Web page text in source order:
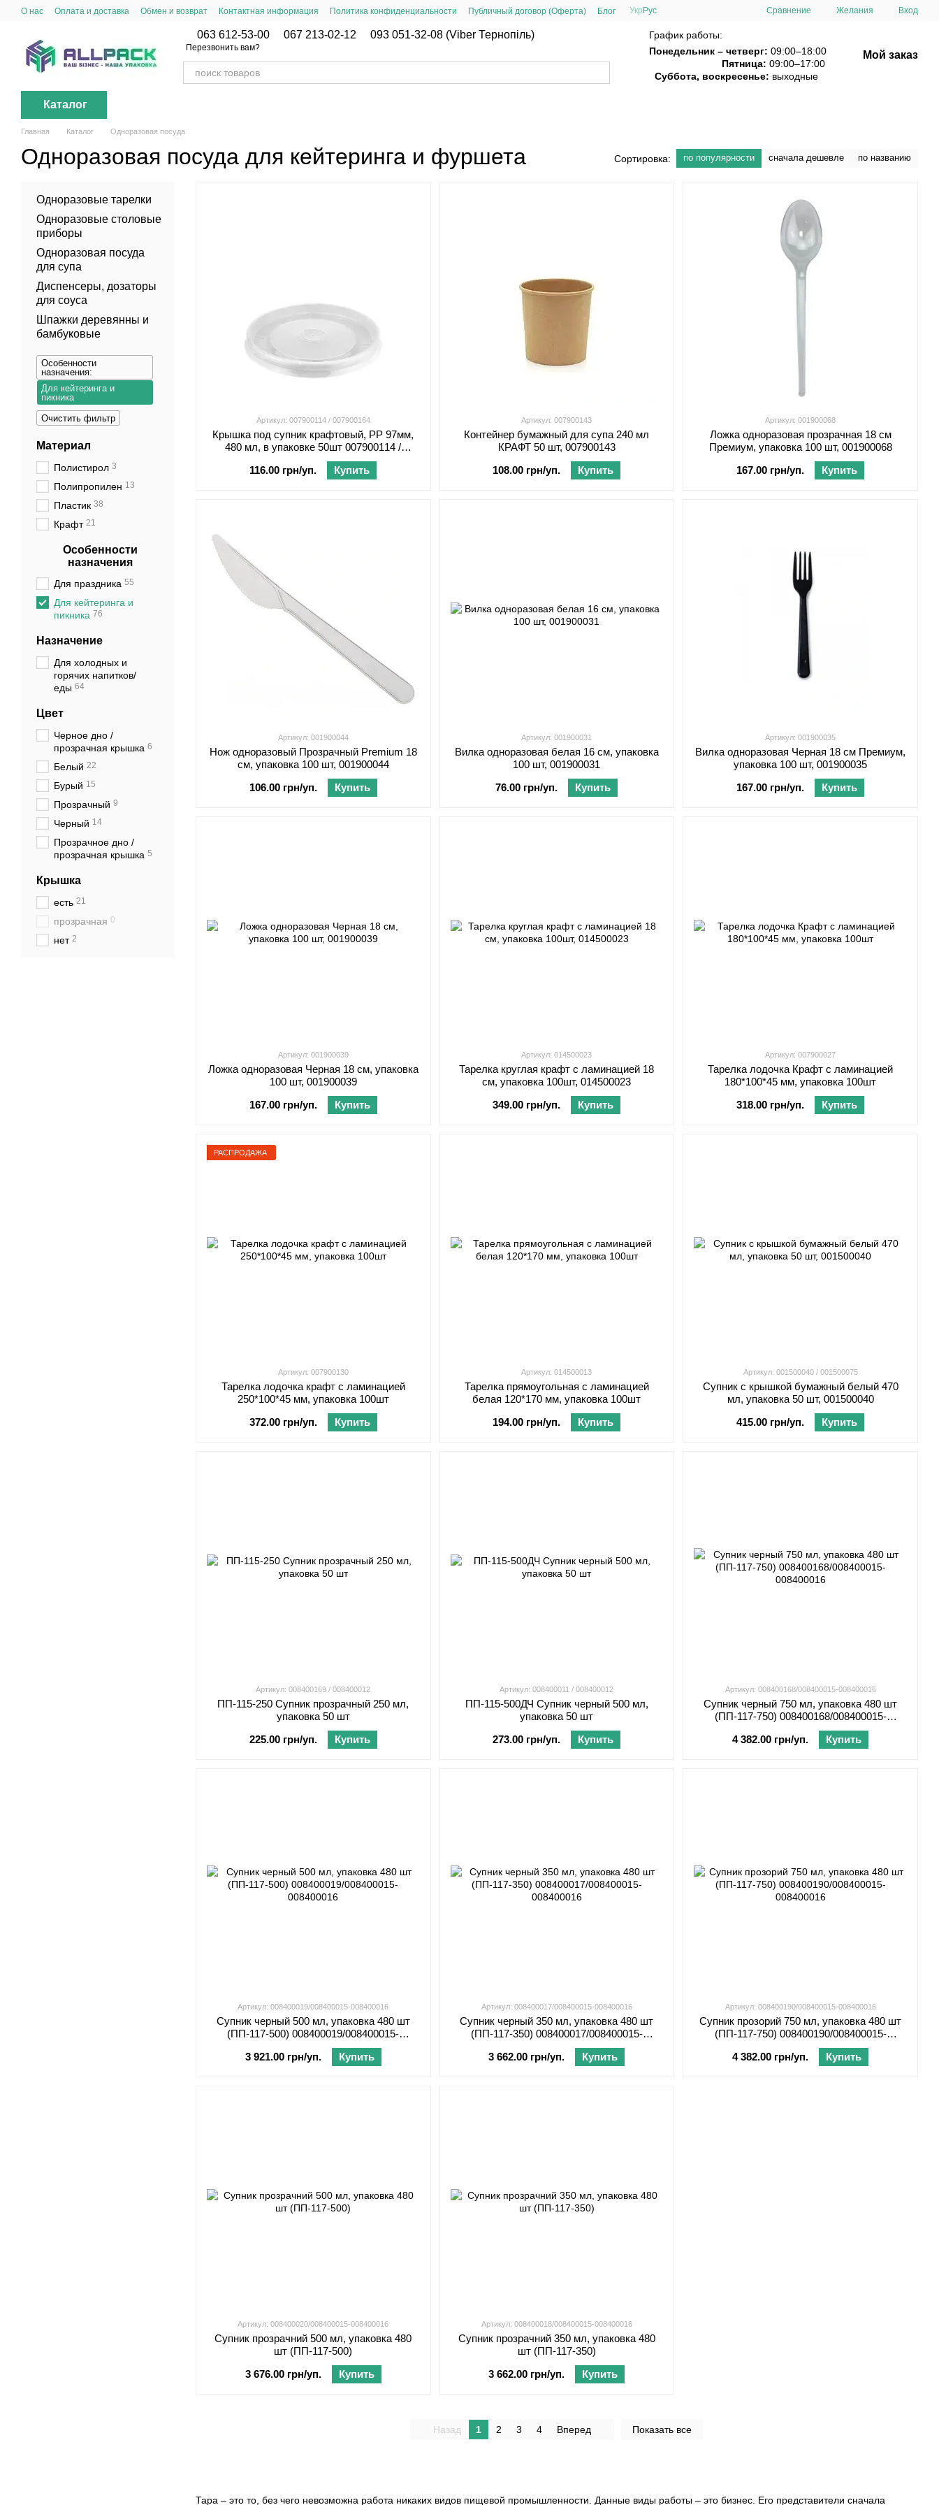
Перейти к основному контенту
О нас Оплата и доставка Обмен и возврат Контактная информация Политика конфиденциальности Публичный договор (Оферта) Блог Укр Рус Сравнение Желания Вход
063 612-53-00 067 213-02-12 093 051-32-08 (Viber Тернопіль)
Перезвонить вам?
График работы:
Понедельник – четверг: 09:00–18:00
Пятница: 09:00–17:00
Суббота, воскресенье: выходные
Мой заказ
Каталог
Главная Каталог Одноразовая посуда
Одноразовая посуда для кейтеринга и фуршета Сортировка: по популярности сначала дешевле по названию
Тара – это то, без чего невозможна работа никаких видов пищевой промышленности. Данные виды работы – это бизнес. Его представители сначала
Артикул: 007900114 / 007900164
Крышка под супник крафтовый, PP 97мм,
480 мл, в упаковке 50шт 007900114 /
007900164
116.00 грн/уп.
Купить
Артикул: 007900143
Контейнер бумажный для супа 240 мл
КРАФТ 50 шт, 007900143
108.00 грн/уп.
Купить
Артикул: 001900068
Ложка одноразовая прозрачная 18 см
Премиум, упаковка 100 шт, 001900068
167.00 грн/уп.
Купить
Артикул: 001900044
Нож одноразовый Прозрачный Premium 18
см, упаковка 100 шт, 001900044
106.00 грн/уп.
Купить
Артикул: 001900031
Вилка одноразовая белая 16 см, упаковка
100 шт, 001900031
76.00 грн/уп.
Купить
Артикул: 001900035
Вилка одноразовая Черная 18 см Премиум,
упаковка 100 шт, 001900035
167.00 грн/уп.
Купить
Артикул: 001900039
Ложка одноразовая Черная 18 см, упаковка
100 шт, 001900039
167.00 грн/уп.
Купить
Артикул: 014500023
Тарелка круглая крафт с ламинацией 18
см, упаковка 100шт, 014500023
349.00 грн/уп.
Купить
Артикул: 007900027
Тарелка лодочка Крафт с ламинацией
180*100*45 мм, упаковка 100шт
318.00 грн/уп.
Купить
РАСПРОДАЖА
Артикул: 007900130
Тарелка лодочка крафт с ламинацией
250*100*45 мм, упаковка 100шт
372.00 грн/уп.
Купить
Артикул: 014500013
Тарелка прямоугольная с ламинацией
белая 120*170 мм, упаковка 100шт
194.00 грн/уп.
Купить
Артикул: 001500040 / 001500075
Супник с крышкой бумажный белый 470
мл, упаковка 50 шт, 001500040
415.00 грн/уп.
Купить
Артикул: 008400169 / 008400012
ПП-115-250 Супник прозрачный 250 мл,
упаковка 50 шт
225.00 грн/уп.
Купить
Артикул: 008400011 / 008400012
ПП-115-500ДЧ Супник черный 500 мл,
упаковка 50 шт
273.00 грн/уп.
Купить
Артикул: 008400168/008400015-008400016
Супник черный 750 мл, упаковка 480 шт
(ПП-117-750) 008400168/008400015-
008400016
4 382.00 грн/уп.
Купить
Артикул: 008400019/008400015-008400016
Супник черный 500 мл, упаковка 480 шт
(ПП-117-500) 008400019/008400015-
008400016
3 921.00 грн/уп.
Купить
Артикул: 008400017/008400015-008400016
Супник черный 350 мл, упаковка 480 шт
(ПП-117-350) 008400017/008400015-
008400016
3 662.00 грн/уп.
Купить
Артикул: 008400190/008400015-008400016
Супник прозорий 750 мл, упаковка 480 шт
(ПП-117-750) 008400190/008400015-
008400016
4 382.00 грн/уп.
Купить
Артикул: 008400020/008400015-008400016
Супник прозрачний 500 мл, упаковка 480
шт (ПП-117-500)
3 676.00 грн/уп.
Купить
Артикул: 008400018/008400015-008400016
Супник прозрачний 350 мл, упаковка 480
шт (ПП-117-350)
3 662.00 грн/уп.
Купить
Назад 1 2 3 4 Вперед Показать все
Одноразовые тарелки
Одноразовые столовые
приборы
Одноразовая посуда
для супа
Диспенсеры, дозаторы
для соуса
Шпажки деревянны и
бамбуковые
Особенности
назначения:
Для кейтеринга и
пикника
Очистить фильтр
Материал
Полистирол 3
Полипропилен 13
Пластик 38
Крафт 21
Особенности
назначения
Для праздника 55
Для кейтеринга и
пикника 76
Назначение
Для холодных и
горячих напитков/
еды 64
Цвет
Черное дно /
прозрачная крышка 6
Белый 22
Бурый 15
Прозрачный 9
Черный 14
Прозрачное дно /
прозрачная крышка 5
Крышка
есть 21
прозрачная 0
нет 2